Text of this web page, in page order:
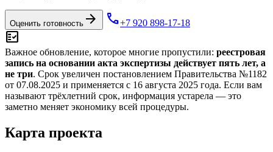
Оценить готовность arrow_forward phone+7 920 898-17-18
fact_check
Важное обновление, которое многие пропустили: реестровая
запись на основании акта экспертизы действует пять лет, а
не три. Срок увеличен постановлением Правительства №1182
от 07.08.2025 и применяется с 16 августа 2025 года. Если вам
называют трёхлетний срок, информация устарела — это
заметно меняет экономику всей процедуры.
Карта проекта